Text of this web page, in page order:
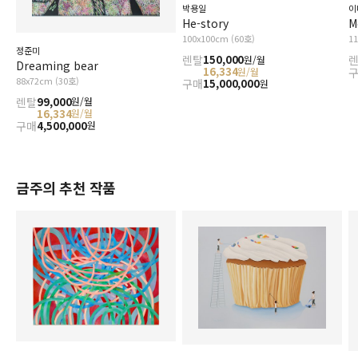
정준미
Dreaming bear
88x72cm (30호)
렌탈99,000원/월
16,334원/월
구매4,500,000원
박용일
He-story
100x100cm (60호)
렌탈150,000원/월
16,334원/월
구매15,000,000원
금주의 추천 작품